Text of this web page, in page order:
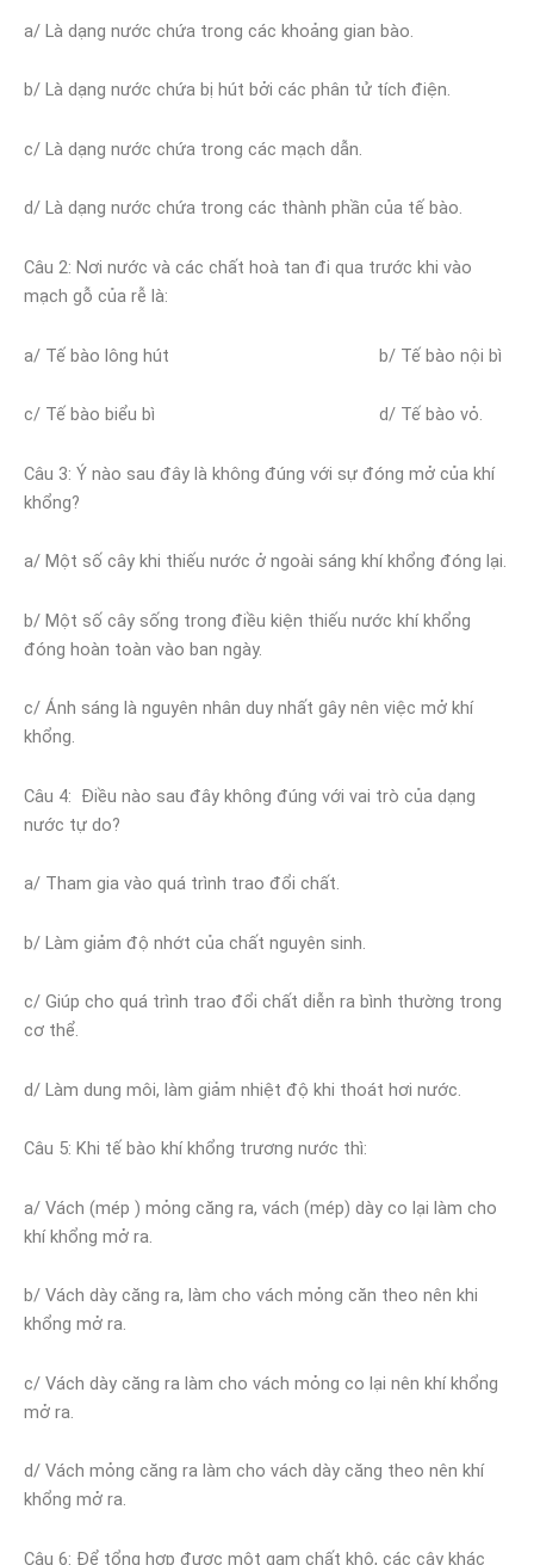
a/ Là dạng nước chứa trong các khoảng gian bào.
b/ Là dạng nước chứa bị hút bởi các phân tử tích điện.
c/ Là dạng nước chứa trong các mạch dẫn.
d/ Là dạng nước chứa trong các thành phần của tế bào.
Câu 2: Nơi nước và các chất hoà tan đi qua trước khi vào
mạch gỗ của rễ là:
a/ Tế bào lông hút b/ Tế bào nội bì
c/ Tế bào biểu bì d/ Tế bào vỏ.
Câu 3: Ý nào sau đây là không đúng với sự đóng mở của khí
khổng?
a/ Một số cây khi thiếu nước ở ngoài sáng khí khổng đóng lại.
b/ Một số cây sống trong điều kiện thiếu nước khí khổng
đóng hoàn toàn vào ban ngày.
c/ Ánh sáng là nguyên nhân duy nhất gây nên việc mở khí
khổng.
Câu 4: Điều nào sau đây không đúng với vai trò của dạng
nước tự do?
a/ Tham gia vào quá trình trao đổi chất.
b/ Làm giảm độ nhớt của chất nguyên sinh.
c/ Giúp cho quá trình trao đổi chất diễn ra bình thường trong
cơ thể.
d/ Làm dung môi, làm giảm nhiệt độ khi thoát hơi nước.
Câu 5: Khi tế bào khí khổng trương nước thì:
a/ Vách (mép ) mỏng căng ra, vách (mép) dày co lại làm cho
khí khổng mở ra.
b/ Vách dày căng ra, làm cho vách mỏng căn theo nên khi
khổng mở ra.
c/ Vách dày căng ra làm cho vách mỏng co lại nên khí khổng
mở ra.
d/ Vách mỏng căng ra làm cho vách dày căng theo nên khí
khổng mở ra.
Câu 6: Để tổng hợp được một gam chất khô, các cây khác